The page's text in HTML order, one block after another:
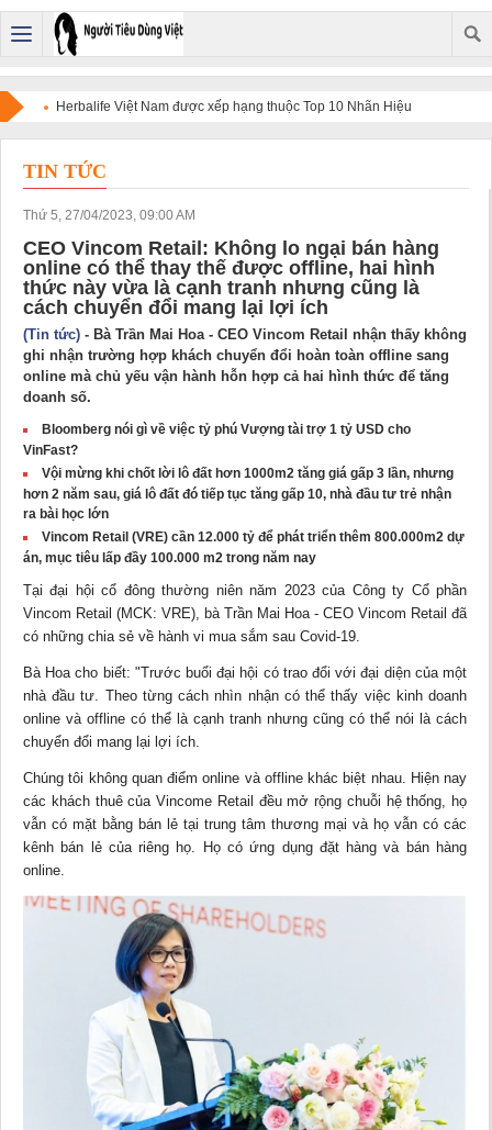
Herbalife Việt Nam được xếp hạng thuộc Top 10 Nhãn Hiệu
Nổi Tiếng Việt Nam năm 2026.
TIN TỨC
Thứ 5, 27/04/2023, 09:00 AM
CEO Vincom Retail: Không lo ngại bán hàng
online có thể thay thế được offline, hai hình
thức này vừa là cạnh tranh nhưng cũng là
cách chuyển đổi mang lại lợi ích
(Tin tức) - Bà Trần Mai Hoa - CEO Vincom Retail nhận thấy không
ghi nhận trường hợp khách chuyển đổi hoàn toàn offline sang
online mà chủ yếu vận hành hỗn hợp cả hai hình thức để tăng
doanh số.
Bloomberg nói gì về việc tỷ phú Vượng tài trợ 1 tỷ USD cho
VinFast?
Vội mừng khi chốt lời lô đất hơn 1000m2 tăng giá gấp 3 lần, nhưng
hơn 2 năm sau, giá lô đất đó tiếp tục tăng gấp 10, nhà đầu tư trẻ nhận
ra bài học lớn
Vincom Retail (VRE) cần 12.000 tỷ để phát triển thêm 800.000m2 dự
án, mục tiêu lấp đầy 100.000 m2 trong năm nay
Tại đại hội cổ đông thường niên năm 2023 của Công ty Cổ phần
Vincom Retail (MCK: VRE), bà Trần Mai Hoa - CEO Vincom Retail đã
có những chia sẻ về hành vi mua sắm sau Covid-19.
Bà Hoa cho biết: "Trước buổi đại hội có trao đổi với đại diện của một
nhà đầu tư. Theo từng cách nhìn nhận có thể thấy việc kinh doanh
online và offline có thể là cạnh tranh nhưng cũng có thể nói là cách
chuyển đổi mang lại lợi ích.
Chúng tôi không quan điểm online và offline khác biệt nhau. Hiện nay
các khách thuê của Vincome Retail đều mở rộng chuỗi hệ thống, họ
vẫn có mặt bằng bán lẻ tại trung tâm thương mại và họ vẫn có các
kênh bán lẻ của riêng họ. Họ có ứng dụng đặt hàng và bán hàng
online.